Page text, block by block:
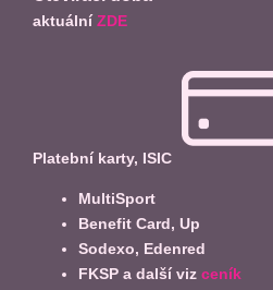
aktuální ZDE
Platební karty, ISIC
MultiSport
Benefit Card, Up
Sodexo, Edenred
FKSP a další viz ceník